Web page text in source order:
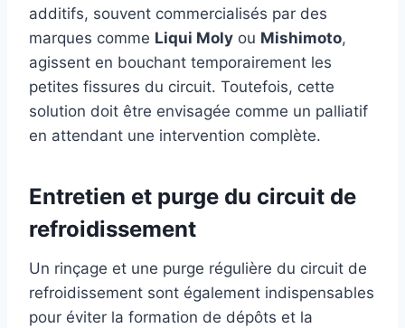
additifs, souvent commercialisés par des
marques comme Liqui Moly ou Mishimoto,
agissent en bouchant temporairement les
petites fissures du circuit. Toutefois, cette
solution doit être envisagée comme un palliatif
en attendant une intervention complète.
Entretien et purge du circuit de
refroidissement
Un rinçage et une purge régulière du circuit de
refroidissement sont également indispensables
pour éviter la formation de dépôts et la